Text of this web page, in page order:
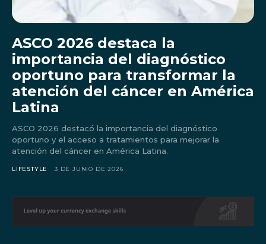
Don't miss
out!
ASCO 2026 destaca la
importancia del diagnóstico
oportuno para transformar la
atención del cáncer en América
Latina
ASCO 2026 destacó la importancia del diagnóstico
oportuno y el acceso a tratamientos para mejorar la
atención del cáncer en América Latina.
LIFESTYLE 3 DE JUNIO DE 2026